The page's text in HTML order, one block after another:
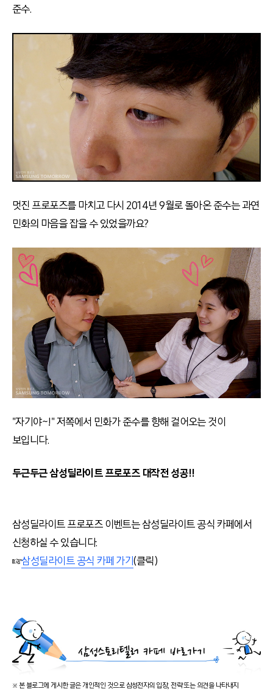
준수.
멋진 프로포즈를 마치고 다시 2014년 9월로 돌아온 준수는 과연
민화의 마음을 잡을 수 있었을까요?
"자기야~!" 저쪽에서 민화가 준수를 향해 걸어오는 것이
보입니다.
두근두근 삼성딜라이트 프로포즈 대작전 성공!!
삼성딜라이트 프로포즈 이벤트는 삼성딜라이트 공식 카페에서
신청하실 수 있습니다.
☞삼성딜라이트 공식 카페 가기(클릭)
※ 본 블로그에 게시한 글은 개인적인 것으로 삼성전자의 입장, 전략 또는 의견을 나타내지